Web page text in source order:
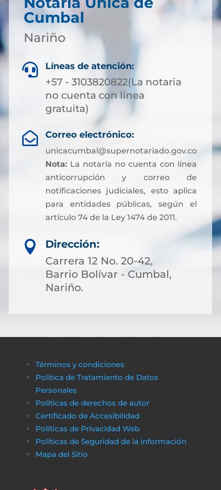
Cumbal
Nariño
 Líneas de atención:
+57 - 3103820822(La notaria
no cuenta con línea
gratuita)
 Correo electrónico:
unicacumbal@supernotariado.gov.co
Nota:La notaría no cuenta con línea
anticorrupción y correo de
notificaciones judiciales, esto aplica
para entidades públicas, según el
artículo 74 de la Ley 1474 de 2011.

Dirección:
Carrera 12 No. 20-42,
Barrio Bolívar - Cumbal,
Nariño.
Términos y condiciones
Política de Tratamiento de Datos
Personales
Políticas de derechos de autor
Certificado de Accesibilidad
Políticas de Privacidad Web
Políticas de Seguridad de la información
Mapa del Sitio